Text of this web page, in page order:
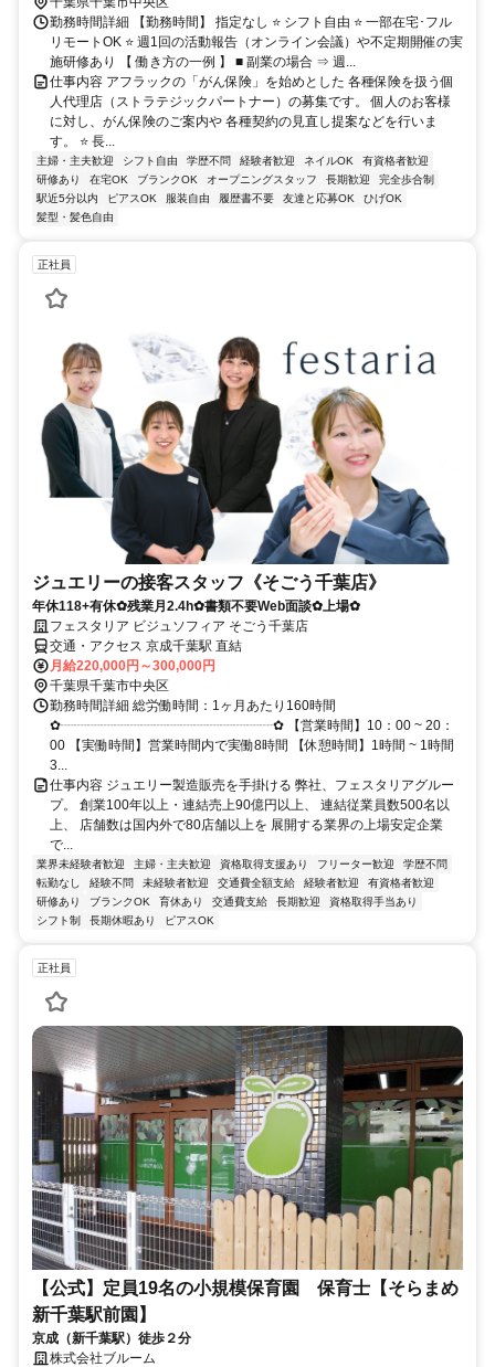
勤務時間詳細 【勤務時間】 指定なし ⭐ シフト自由 ⭐ 一部在宅･フル
リモートOK ⭐ 週1回の活動報告（オンライン会議）や不定期開催の実
施研修あり 【 働き方の一例 】 ■ 副業の場合 ⇒ 週...
仕事内容 アフラックの「がん保険」を始めとした 各種保険を扱う個
人代理店（ストラテジックパートナー）の募集です。 個人のお客様
に対し、がん保険のご案内や 各種契約の見直し提案などを行いま
す。 ⭐ 長...
主婦・主夫歓迎 シフト自由 学歴不問 経験者歓迎 ネイルOK
有資格者歓迎
研修あり
在宅OK ブランクOK オープニングスタッフ 長期歓迎
完全歩合制
駅近5分以内
ピアスOK 服装自由 履歴書不要 友達と応募OK
ひげOK
髪型・髪色自由
正社員
ジュエリーの接客スタッフ《そごう千葉店》
年休118+有休✿残業月2.4h✿書類不要Web面談✿上場✿
フェスタリア ビジュソフィア そごう千葉店
交通・アクセス 京成千葉駅 直結
月給220,000円～300,000円
千葉県千葉市中央区
勤務時間詳細 総労働時間：1ヶ月あたり160時間
✿┈┈┈┈┈┈┈┈┈┈┈┈┈┈┈┈✿ 【営業時間】10：00 ~ 20：
00 【実働時間】営業時間内で実働8時間 【休憩時間】1時間 ~ 1時間
3...
仕事内容 ジュエリー製造販売を手掛ける 弊社、フェスタリアグルー
プ。 創業100年以上・連結売上90億円以上、 連結従業員数500名以
上、 店舗数は国内外で80店舗以上を 展開する業界の上場安定企業
で...
業界未経験者歓迎 主婦・主夫歓迎 資格取得支援あり フリーター歓迎
学歴不問
転勤なし
経験不問 未経験者歓迎 交通費全額支給 経験者歓迎
有資格者歓迎
研修あり
ブランクOK 育休あり 交通費支給 長期歓迎
資格取得手当あり
シフト制
長期休暇あり ピアスOK
正社員
【公式】定員19名の小規模保育園 保育士【そらまめ
新千葉駅前園】
京成（新千葉駅）徒歩２分
株式会社ブルーム